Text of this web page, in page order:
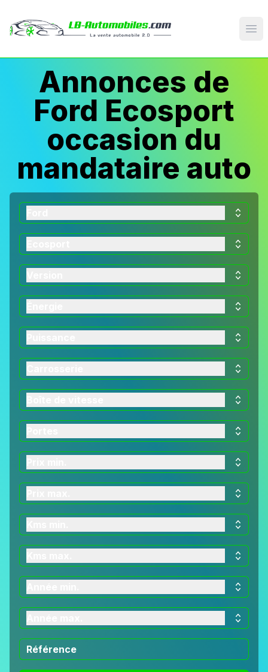
Annonces de
Ford Ecosport
occasion du
mandataire auto